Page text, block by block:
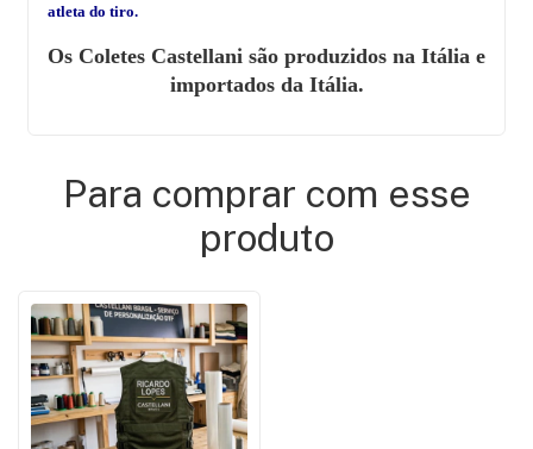
atleta do tiro.
Os Coletes Castellani são produzidos na Itália e
importados da Itália.
Para comprar com esse
produto